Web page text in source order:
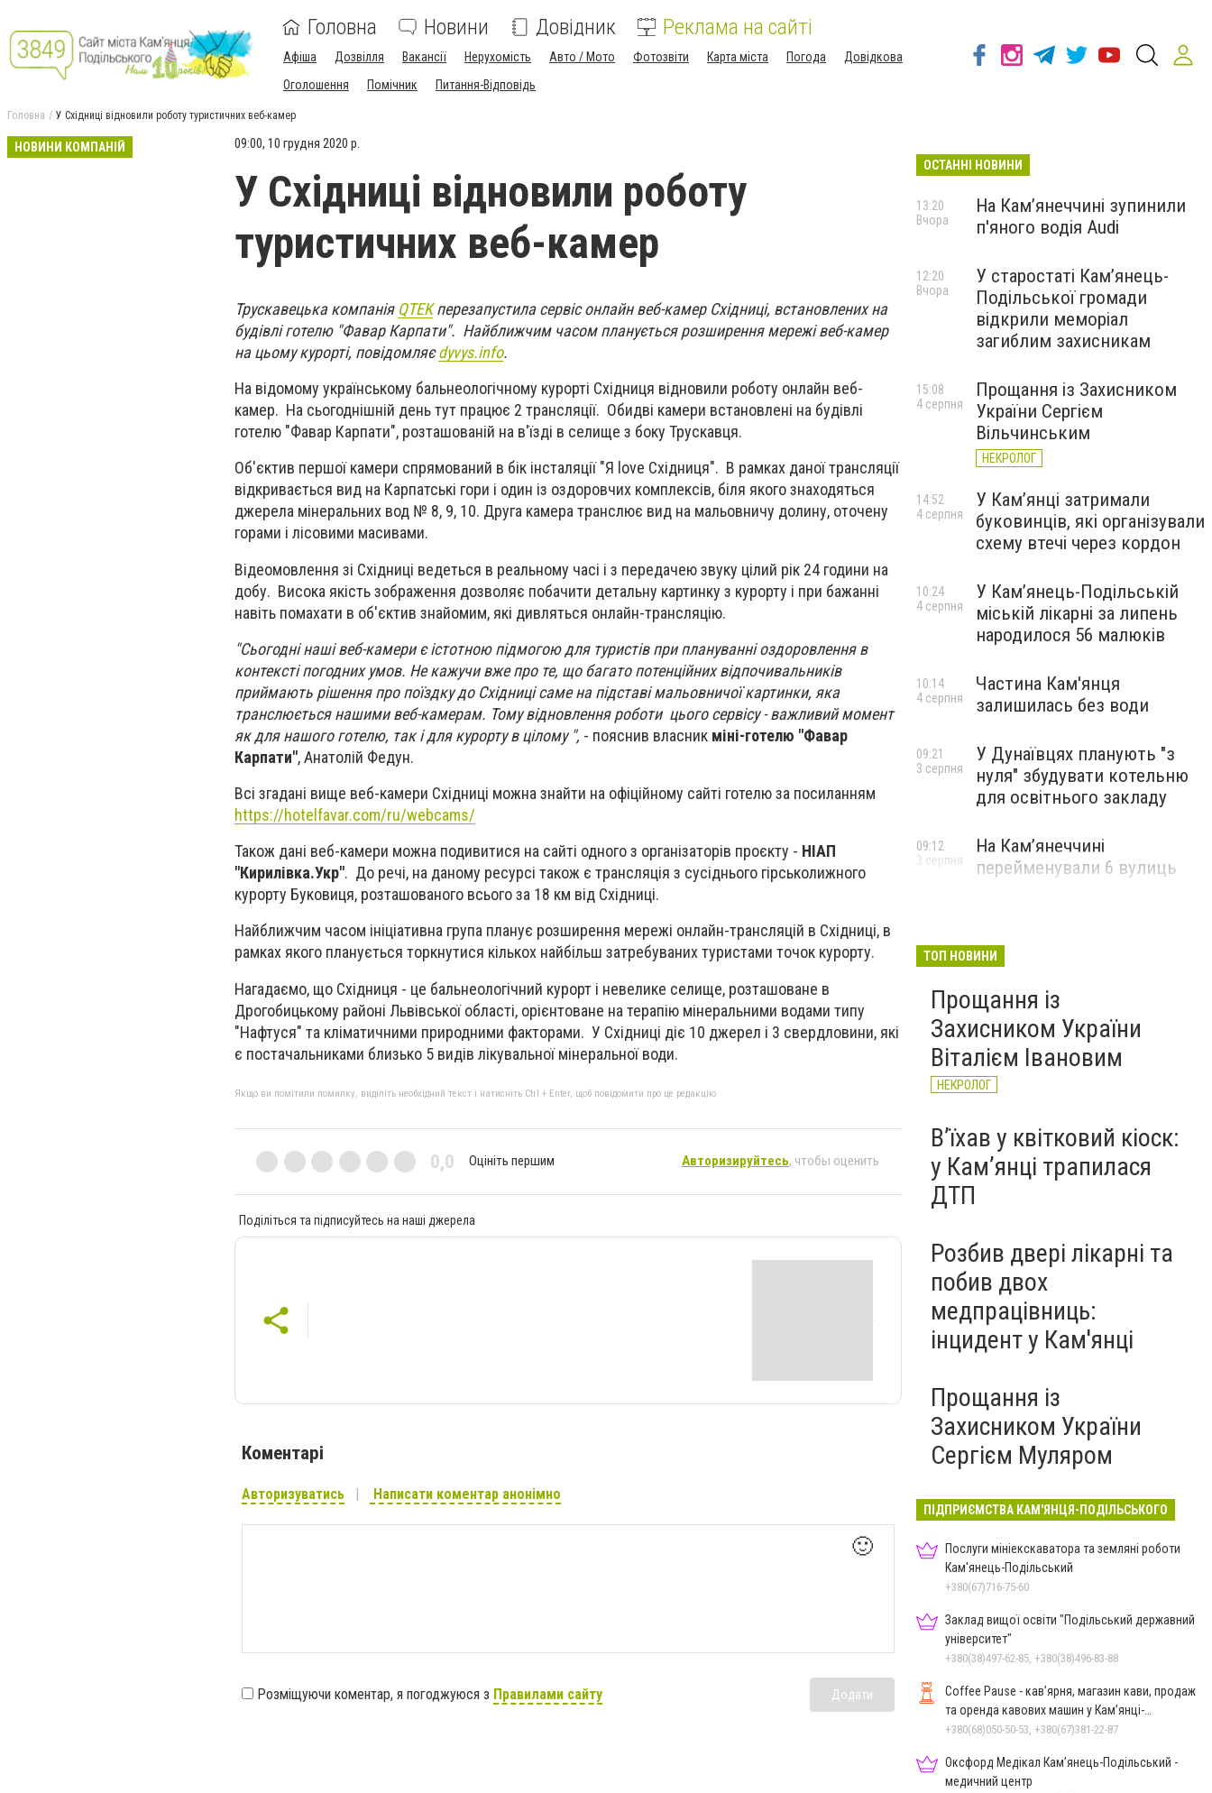
Головна Новини Довідник Реклама на сайті
Афіша Дозвілля Вакансії Нерухомість Авто / Мото Фотозвіти Карта міста Погода
Довідкова
Оголошення
Помічник Питання-Відповідь
Головна У Східниці відновили роботу туристичних веб-камер
НОВИНИ КОМПАНІЙ 09:00, 10 грудня 2020 р.
У Східниці відновили роботу
туристичних веб-камер
Трускавецька компанія QTEKперезапустила сервіс онлайн веб-камер Східниці, встановлених на
будівлі готелю "Фавар Карпати". Найближчим часом планується розширення мережі веб-камер
на цьому курорті, повідомляєdyvys.info.
На відомому українському бальнеологічному курорті Східниця відновили роботу онлайн веб-
камер. На сьогоднішній день тут працює 2 трансляції. Обидві камери встановлені на будівлі
готелю "Фавар Карпати", розташованій на в'їзді в селище з боку Трускавця.
Об'єктив першої камери спрямований в бік інсталяції "Я love Східниця". В рамках даної трансляції
відкривається вид на Карпатські гори і один із оздоровчих комплексів, біля якого знаходяться
джерела мінеральних вод № 8, 9, 10. Друга камера транслює вид на мальовничу долину, оточену
горами і лісовими масивами.
Відеомовлення зі Східниці ведеться в реальному часі і з передачею звуку цілий рік 24 години на
добу. Висока якість зображення дозволяє побачити детальну картинку з курорту і при бажанні
навіть помахати в об'єктив знайомим, які дивляться онлайн-трансляцію.
"Сьогодні наші веб-камери є істотною підмогою для туристів при плануванні оздоровлення в
контексті погодних умов. Не кажучи вже про те, що багато потенційних відпочивальників
приймають рішення про поїздку до Східниці саме на підставі мальовничої картинки, яка
транслюється нашими веб-камерам. Тому відновлення роботи цього сервісу - важливий момент
як для нашого готелю, так і для курорту в цілому ", - пояснив власник міні-готелю "Фавар
Карпати", Анатолій Федун.
Всі згадані вище веб-камери Східниці можна знайти на офіційному сайті готелю за посиланням
https://hotelfavar.com/ru/webcams/
Також дані веб-камери можна подивитися на сайті одного з організаторів проєкту - НІАП
"Кирилівка.Укр". До речі, на даному ресурсі також є трансляція з сусіднього гірськолижного
курорту Буковиця, розташованого всього за 18 км від Східниці.
Найближчим часом ініціативна група планує розширення мережі онлайн-трансляцій в Східниці, в
рамках якого планується торкнутися кількох найбільш затребуваних туристами точок курорту.
Нагадаємо, що Східниця - це бальнеологічний курорт і невелике селище, розташоване в
Дрогобицькому районі Львівської області, орієнтоване на терапію мінеральними водами типу
"Нафтуся" та кліматичними природними факторами. У Східниці діє 10 джерел і 3 свердловини, які
є постачальниками близько 5 видів лікувальної мінеральної води.
Якщо ви помітили помилку, виділіть необхідний текст і натисніть Ctrl + Enter, щоб повідомити про це редакцію
0,0 Оцініть першим Авторизируйтесь, чтобы оценить
Поділіться та підписуйтесь на наші джерела
Коментарі
Авторизуватись Написати коментар анонімно
🙂
Розміщуючи коментар, я погоджуюся з Правилами сайту Додати
ОСТАННІ НОВИНИ
На Камʼянеччині зупинили
п'яного водія Audi
13:20
Вчора
У старостаті Кам’янець-
Подільської громади
відкрили меморіал
загиблим захисникам
12:20
Вчора
Прощання із Захисником
України Сергієм
Вільчинським
НЕКРОЛОГ
15:08
4 серпня
У Кам’янці затримали
буковинців, які організували
схему втечі через кордон
14:52
4 серпня
У Кам’янець-Подільській
міській лікарні за липень
народилося 56 малюків
10:24
4 серпня
Частина Кам'янця
залишилась без води
10:14
4 серпня
У Дунаївцях планують "з
нуля" збудувати котельню
для освітнього закладу
09:21
3 серпня
На Камʼянеччині
перейменували 6 вулиць
09:12
3 серпня
ТОП НОВИНИ
Прощання із
Захисником України
Віталієм Івановим
НЕКРОЛОГ
Вʼїхав у квітковий кіоск:
у Камʼянці трапилася
ДТП
Розбив двері лікарні та
побив двох
медпрацівниць:
інцидент у Кам'янці
Прощання із
Захисником України
Сергієм Муляром
ПІДПРИЄМСТВА КАМ'ЯНЦЯ-ПОДІЛЬСЬКОГО
Послуги мініекскаватора та земляні роботи
Кам'янець-Подільський
+380(67)716-75-60
Заклад вищої освіти "Подільський державний
університет"
+380(38)497-62-85, +380(38)496-83-88
Coffee Pause - кав’ярня, магазин кави, продаж
та оренда кавових машин у Кам’янці-
Подільському
+380(68)050-50-53, +380(67)381-22-87
Оксфорд Медікал Кам’янець-Подільський -
медичний центр